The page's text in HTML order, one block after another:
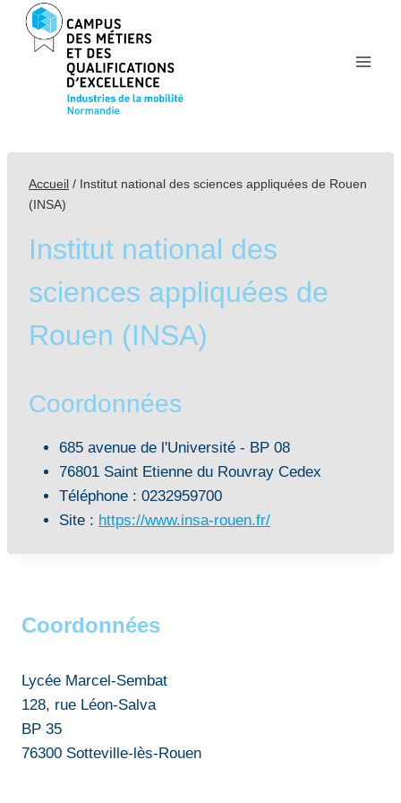
Aller
Accueil / Institut national des sciences appliquées de Rouen
(INSA)
Institut national des
sciences appliquées de
Rouen (INSA)
Coordonnées
685 avenue de l'Université - BP 08
76801 Saint Etienne du Rouvray Cedex
Téléphone : 0232959700
Site : https://www.insa-rouen.fr/
Coordonnées
Lycée Marcel-Sembat
128, rue Léon-Salva
BP 35
76300 Sotteville-lès-Rouen